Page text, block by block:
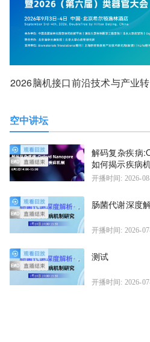
2026脑机接口前沿技术与产业
空中讲坛
解码复杂疾病
如何揭示疾病
开播时间: 2026-
肠菌代谢深度
开播时间: 2026-
测试
开播时间: 2026-